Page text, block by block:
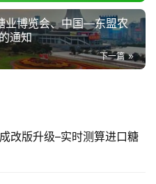
业博览会、中国—东盟农
通知
下一篇
改版升级–实时测算进口糖